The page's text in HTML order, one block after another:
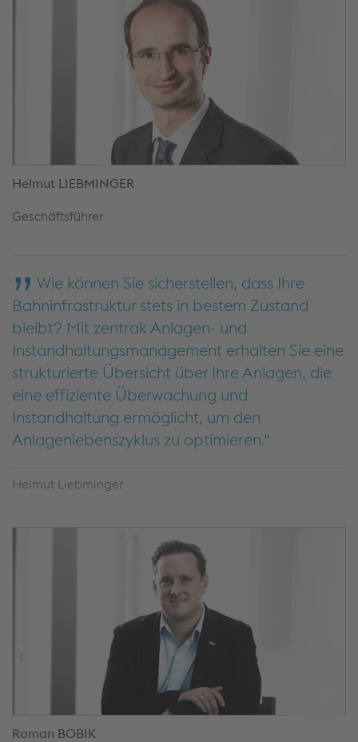
Helmut LIEBMINGER
Geschäftsführer
Wie können Sie sicherstellen, dass Ihre
Bahninfrastruktur stets in bestem Zustand
bleibt? Mit zentrak Anlagen- und
Instandhaltungsmanagement erhalten Sie eine
strukturierte Übersicht über Ihre Anlagen, die
eine effiziente Überwachung und
Instandhaltung ermöglicht, um den
Anlagenlebenszyklus zu optimieren.
Helmut Liebminger
Roman BOBIK